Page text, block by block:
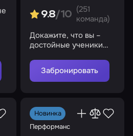
9.8/10
(251
команда)
Докажите, что вы –
достойные ученики
Холмса!
Забронировать
Новинка
Перформанс